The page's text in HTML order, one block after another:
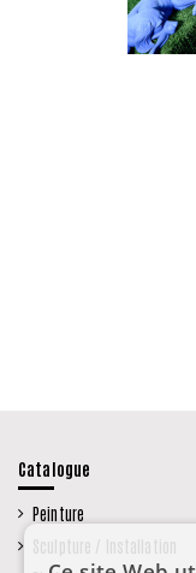
Catalogue
Peinture
Sculpture / Installation